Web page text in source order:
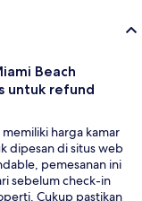
Beach
untuk refund
harga kamar
dipesan di situs web
pemesanan ini
sebelum check-in
Cukup pastikan